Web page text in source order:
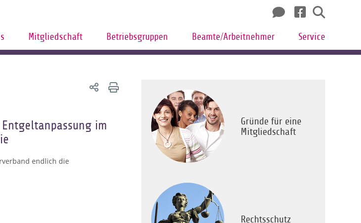
Mitgliedschaft Betriebsgruppen Beamte/Arbeitnehmer Service
im
endlich die
Gründe für eine
Mitgliedschaft
Rechtsschutz